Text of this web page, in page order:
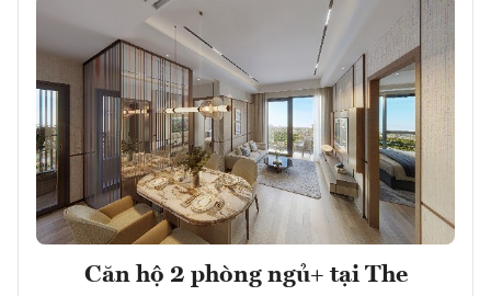
Căn hộ 2 phòng ngủ+ tại The